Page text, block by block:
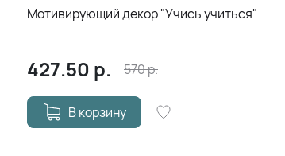
Мотивирующий декор "Учись учиться"
427.50 р. 570р.
В корзину